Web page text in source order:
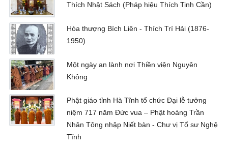
Thích Nhật Sách (Pháp hiệu Thích Tinh Cần)
Hòa thượng Bích Liên - Thích Trí Hải (1876-
1950)
Một ngày an lành nơi Thiền viện Nguyên
Không
Phật giáo tỉnh Hà Tĩnh tổ chức Đại lễ tưởng
niệm 717 năm Đức vua – Phật hoàng Trần
Nhân Tông nhập Niết bàn - Chư vị Tổ sư Nghệ
Tĩnh